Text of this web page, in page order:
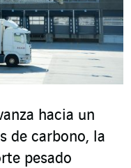
hacia un
de carbono, la
pesado